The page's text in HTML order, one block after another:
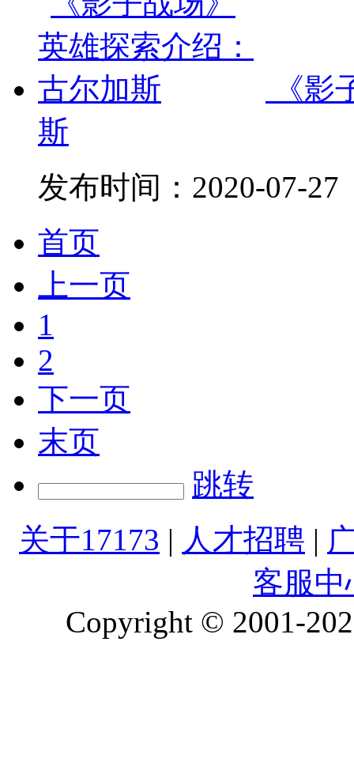
《
斯
发布时间： 2020-07-27
首页
上一页
1
2
下一页
末页
跳转
关于17173 | 人才招聘 |
客服中
Copyright © 2001-